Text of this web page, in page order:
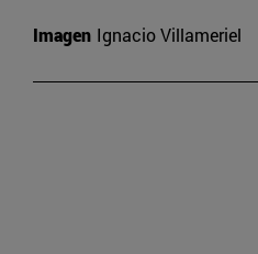
Imagen Ignacio Villameriel